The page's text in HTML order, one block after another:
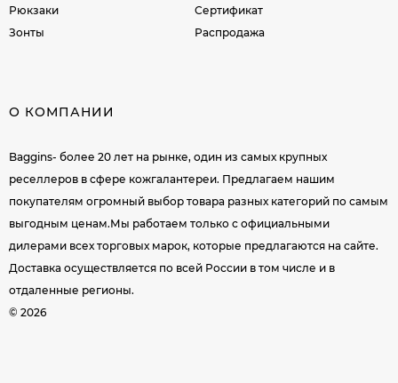
Рюкзаки
Зонты
Сертификат
Распродажа
О КОМПАНИИ
Baggins- более 20 лет на рынке, один из самых крупных
реселлеров в сфере кожгалантереи. Предлагаем нашим
покупателям огромный выбор товара разных категорий по самым
выгодным ценам.Мы работаем только с официальными
дилерами всех торговых марок, которые предлагаются на сайте.
Доставка осуществляется по всей России в том числе и в
отдаленные регионы.
© 2026